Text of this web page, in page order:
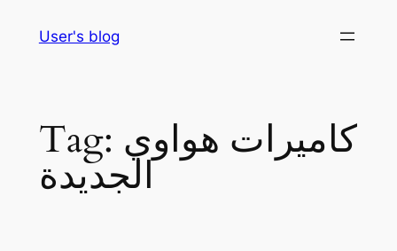
User's blog
Tag: كاميرات هواوي
الجديدة